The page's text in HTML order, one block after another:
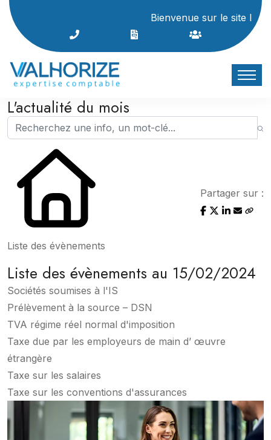
Bienvenue sur le site
L'actualité du mois
Liste des évènements
Partager sur :
Liste des évènements au 15/02/2024
Sociétés soumises à l'IS
Prélèvement à la source – DSN
TVA régime réel normal d'imposition
Taxe due par les employeurs de main d’ œuvre
étrangère
Taxe sur les salaires
Taxe sur les conventions d'assurances